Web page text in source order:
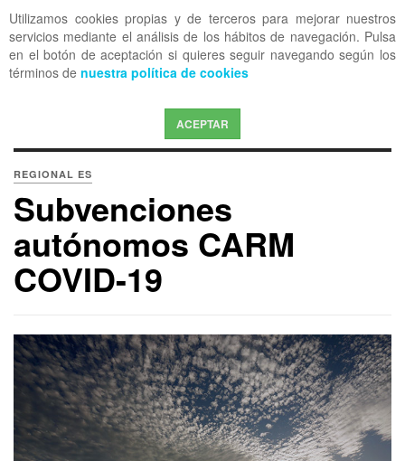
Utilizamos cookies propias y de terceros para mejorar nuestros
servicios mediante el análisis de los hábitos de navegación. Pulsa
en el botón de aceptación si quieres seguir navegando según los
términos de nuestra política de cookies
ACEPTAR
OFF CANVAS
REGIONAL ES
Subvenciones
autónomos CARM
COVID-19